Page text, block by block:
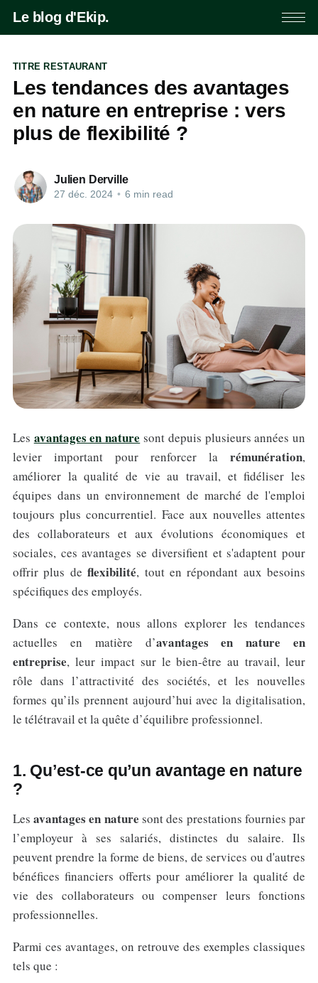
Le blog d'Ekip.
TITRE RESTAURANT
Les tendances des avantages
en nature en entreprise : vers
plus de flexibilité ?
Julien Derville
27 déc. 2024 • 6 min read
Les avantages en nature sont depuis plusieurs années un
levier important pour renforcer larémunération,
améliorer la qualité de vie au travail, et fidéliser les
équipes dans un environnement de marché de l'emploi
toujours plus concurrentiel. Face aux nouvelles attentes
des collaborateurs et aux évolutions économiques et
sociales, ces avantages se diversifient et s'adaptent pour
offrir plus deflexibilité, tout en répondant aux besoins
spécifiques des employés.
Dans ce contexte, nous allons explorer les tendances
actuelles en matière d’avantages en nature en
entreprise, leur impact sur le bien-être au travail, leur
rôle dans l’attractivité des sociétés, et les nouvelles
formes qu’ils prennent aujourd’hui avec la digitalisation,
le télétravail et la quête d’équilibre professionnel.
1. Qu’est-ce qu’un avantage en nature
?
Lesavantages en nature sont des prestations fournies par
l’employeur à ses salariés, distinctes du salaire. Ils
peuvent prendre la forme de biens, de services ou d'autres
bénéfices financiers offerts pour améliorer la qualité de
vie des collaborateurs ou compenser leurs fonctions
professionnelles.
Parmi ces avantages, on retrouve des exemples classiques
tels que :